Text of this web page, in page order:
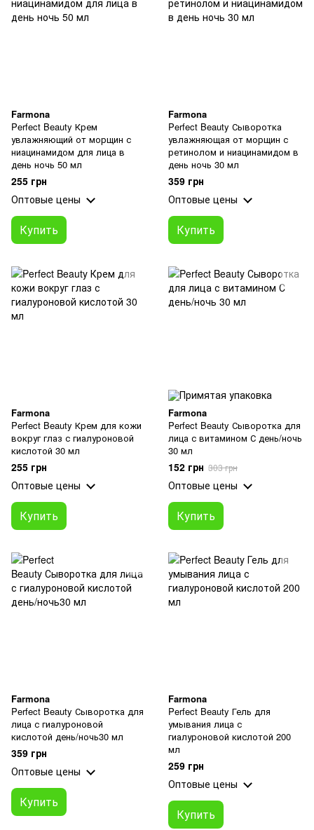
Farmona
Perfect Beauty Крем
увлажняющий от морщин с
ниацинамидом для лица в
день ночь 50 мл
255 грн
Оптовые цены
Купить
Farmona
Perfect Beauty Сыворотка
увлажняющая от морщин с
ретинолом и ниацинамидом в
день ночь 30 мл
359 грн
Оптовые цены
Купить
Farmona
Perfect Beauty Крем для кожи
вокруг глаз с гиалуроновой
кислотой 30 мл
255 грн
Оптовые цены
Купить
Farmona
Perfect Beauty Сыворотка для
лица с витамином С день/ночь
30 мл
152 грн 303 грн
Оптовые цены
Купить
Farmona
Perfect Beauty Сыворотка для
лица с гиалуроновой
кислотой день/ночь30 мл
359 грн
Оптовые цены
Купить
Farmona
Perfect Beauty Гель для
умывания лица с
гиалуроновой кислотой 200
мл
259 грн
Оптовые цены
Купить